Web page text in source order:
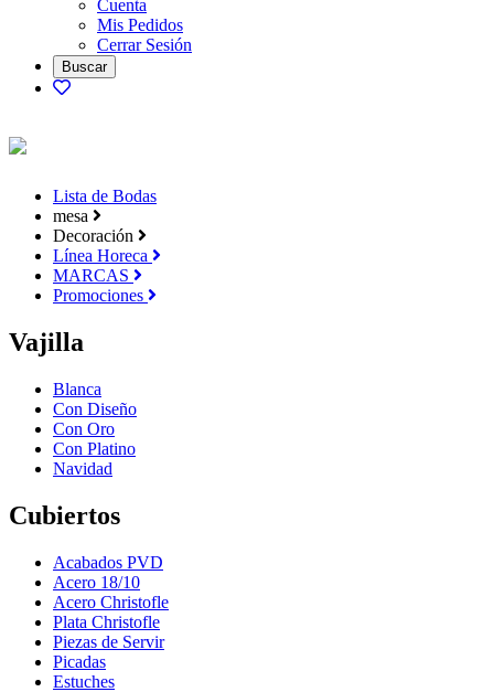
Cuenta
Mis Pedidos
Cerrar Sesión
Lista de Bodas
mesa
Decoración
Línea Horeca
MARCAS
Promociones
Vajilla
Blanca
Con Diseño
Con Oro
Con Platino
Navidad
Cubiertos
Acabados PVD
Acero 18/10
Acero Christofle
Plata Christofle
Piezas de Servir
Picadas
Estuches